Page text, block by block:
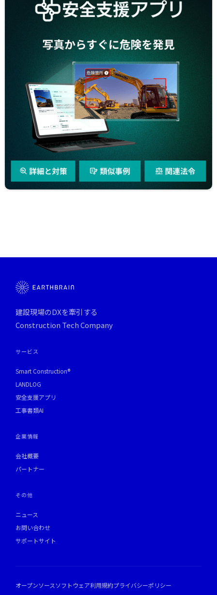
建設現場のDXを牽引する
Construction Tech Company
サービス
Smart Construction®
LANDLOG
安全支援アプリ
工事書類AI
企業情報
会社概要
パートナー
その他
ニュース
お問い合わせ
サポートサイト
オープンソースソフトウェア利用規約プライバシーポリシー